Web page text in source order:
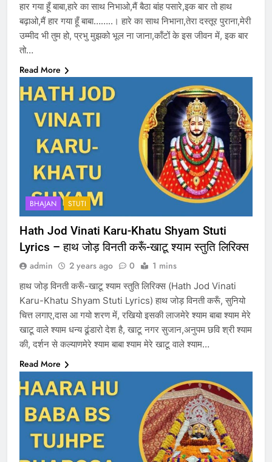
हार गया हूँ बाबा,हारे का साथ निभाओ,मैं बैठा बांह पसारे,इक बार तो हाथ
बढ़ाओ,मैं हार गया हूँ बाबा……..। हारे का साथ निभाना,तेरा दस्तूर पुराना,मेरी
उम्मीद भी तुम हो, प्रभु मुझको भूल ना जाना,काँटों के इस जीवन में, इक बार
तो…
Read More
BHAJAN STUTI
Hath Jod Vinati Karu-Khatu Shyam Stuti
Lyrics – हाथ जोड़ विनती करूँ-खाटू श्याम स्तुति लिरिक्स
admin 2 years ago 0 1 mins
हाथ जोड़ विनती करूँ-खाटू श्याम स्तुति लिरिक्स (Hath Jod Vinati
Karu-Khatu Shyam Stuti Lyrics) हाथ जोड़ विनती करूँ, सुनियो
चित्त लगाए,दास आ गयो शरण में, रखियो इसकी लाजमेरे श्याम बाबा श्याम मेरे
खाटू वाले श्याम धन्य ढूंडारो देश है, खाटू नगर सुजान,अनुपम छवि श्री श्याम
की, दर्शन से कल्याणमेरे श्याम बाबा श्याम मेरे खाटू वाले श्याम…
Read More